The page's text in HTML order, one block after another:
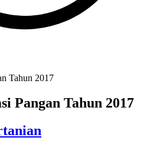
Pangan Tahun 2017